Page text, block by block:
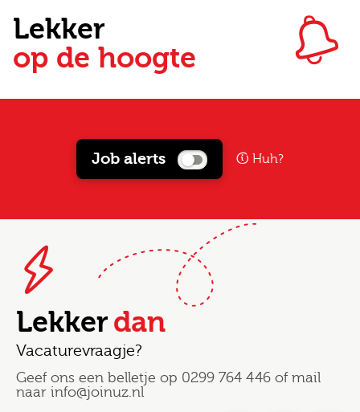
Lekker
op de hoogte
Job alerts Huh?
Lekkerdan
Vacaturevraagje?
Geef ons een belletje op 0299 764 446 of mail
naar info@joinuz.nl